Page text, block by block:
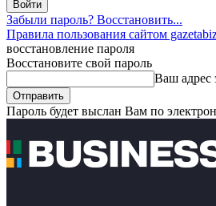
Забыли пароль? Восстановить...
Правила пользования сайтом
восстановление пароля
Восстановите свой пароль
Ваш адрес
Пароль будет выслан Вам по